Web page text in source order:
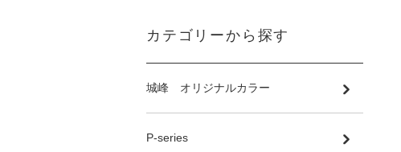
カテゴリーから探す
城峰 オリジナルカラー
P-series